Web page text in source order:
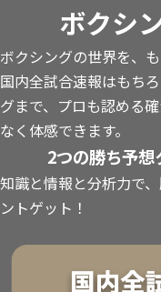
ボクシ
ボクシングの世界を、も
国内全試合速報はもち
グまで、プロも認める
なく体感できます。
2つの勝ち予
知識と情報と分析力で
ントゲット！